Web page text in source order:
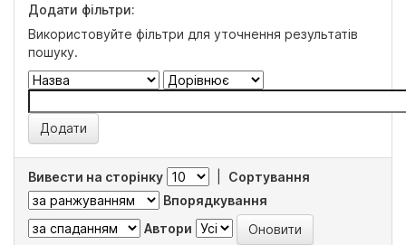
Додати фільтри:
Використовуйте фільтри для уточнення результатів
пошуку.
Вивести на сторінку
Сортування
Впорядкування
Автори